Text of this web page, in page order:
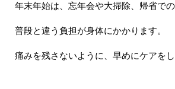
年末年始は、忘年会や大掃除、帰省での
普段と違う負担が身体にかかります。
痛みを残さないように、早めにケアをし